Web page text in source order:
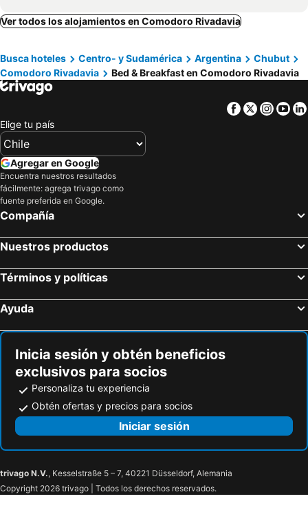
Ver todos los alojamientos en Comodoro Rivadavia
Busca hoteles Centro- y Sudamérica Argentina
Chubut
Comodoro Rivadavia
Bed & Breakfast en Comodoro Rivadavia
Facebook
Twitter
Elige tu país
Agregar en Google
Encuentra nuestros resultados
fácilmente: agrega trivago como
fuente preferida en Google.
Compañía
Nuestros productos
Términos y políticas
Ayuda
Inicia sesión y obtén beneficios
exclusivos para socios
Personaliza tu experiencia
Obtén ofertas y precios para socios
Iniciar sesión
trivago N.V., Kesselstraße 5 – 7, 40221 Düsseldorf, Alemania
Copyright 2026 trivago | Todos los derechos reservados.